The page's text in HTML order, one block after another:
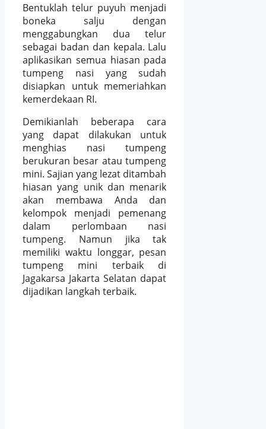
Bentuklah telur puyuh menjadi
boneka salju dengan
menggabungkan dua telur
sebagai badan dan kepala. Lalu
aplikasikan semua hiasan pada
tumpeng nasi yang sudah
disiapkan untuk memeriahkan
kemerdekaan RI.
Demikianlah beberapa cara
yang dapat dilakukan untuk
menghias nasi tumpeng
berukuran besar atau tumpeng
mini. Sajian yang lezat ditambah
hiasan yang unik dan menarik
akan membawa Anda dan
kelompok menjadi pemenang
dalam perlombaan nasi
tumpeng. Namun jika tak
memiliki waktu longgar, pesan
tumpeng mini terbaik di
Jagakarsa Jakarta Selatan dapat
dijadikan langkah terbaik.